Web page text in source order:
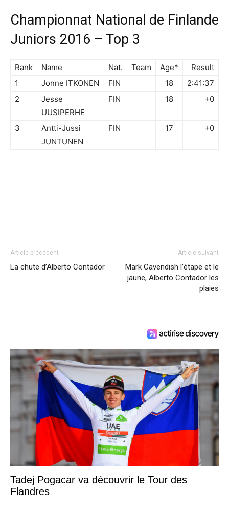
Championnat National de Finlande
Juniors 2016 – Top 3
Rank Name Nat. Team Age*
Result
1
Jonne ITKONEN FIN 18
2:41:37
2
Jesse
UUSIPERHE
FIN 18 +0
3
Antti-Jussi
JUNTUNEN
FIN 17 +0
Article précédent
La chute d’Alberto Contador
Article suivant
Mark Cavendish l’étape et le
jaune, Alberto Contador les
plaies
Tadej Pogacar va découvrir le Tour des
Flandres